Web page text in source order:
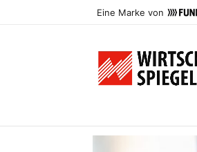
Eine Marke von